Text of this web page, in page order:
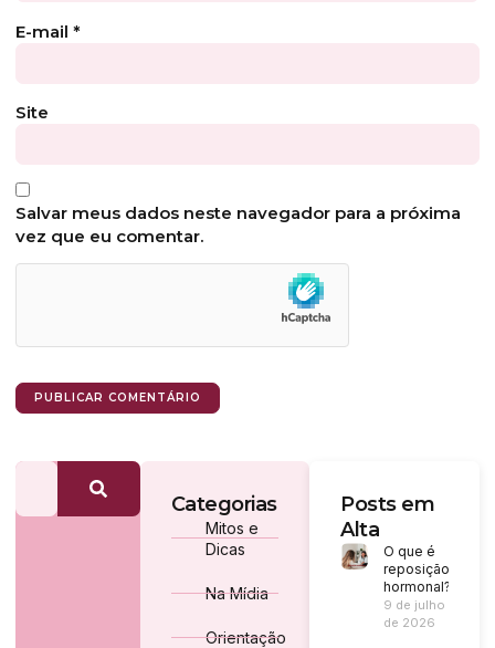
E-mail *
Site
Salvar meus dados neste navegador para a próxima
vez que eu comentar.
Categorias
Mitos e
Dicas
Na Mídia
Orientação
Posts em
Alta
O que é
reposição
hormonal?
9 de julho
de 2026